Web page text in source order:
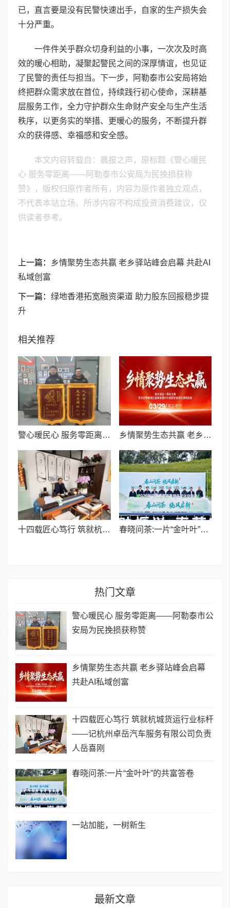
已，直言要是没有民警快速出手，自家的生产损失会
十分严重。
一件件关乎群众切身利益的小事，一次次及时高
效的暖心相助，凝聚起警民之间的深厚情谊，也见证
了民警的责任与担当。下一步，阿勒泰市公安局将始
终把群众需求放在首位，持续践行初心使命，深耕基
层服务工作，全力守护群众生命财产安全与生产生活
秩序，以更务实的举措、更暖心的服务，不断提升群
众的获得感、幸福感和安全感。
本文内容转载自：晨报之声，原标题《​警心暖民
心 服务零距离——阿勒泰市公安局为民挽损获称
赞》，版权归原作者所有，内容为原作者独立观点，
不代表本站立场。所涉内容不构成投资消费建议，仅
供读者参考。
上一篇：
乡情聚势生态共赢 老乡驿站峰会启幕 共赴AI
私域创富
下一篇： 绿地香港拓宽融资渠道 助力股东回报稳步提
升
相关推荐
​警心暖民心 服务零距离——阿勒泰市公安局为民挽损获称赞 乡情聚势生态共赢 老乡驿站峰会启幕 共赴AI私域创富
十四载匠心笃行 筑就杭城货运行业标杆——记杭州卓岳汽车服务有限公司负责人岳喜刚 春晓问茶:一片“金叶叶”的共富答卷
热门文章
​警心暖民心 服务零距离——阿勒泰市公
安局为民挽损获称赞
乡情聚势生态共赢 老乡驿站峰会启幕
共赴AI私域创富
十四载匠心笃行 筑就杭城货运行业标杆
——记杭州卓岳汽车服务有限公司负责
人岳喜刚
春晓问茶:一片“金叶叶”的共富答卷
一站加能，一树新生
最新文章